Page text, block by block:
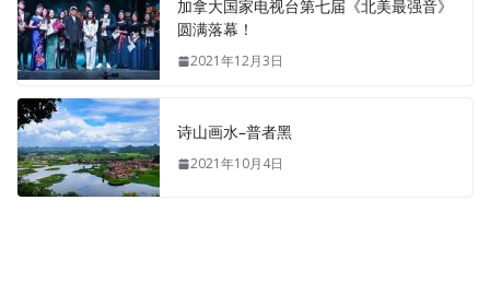
加拿大国家电视台第七届《北美最强音》
圆满落幕！
2021年12月3日
诗山画水–普者黑
2021年10月4日